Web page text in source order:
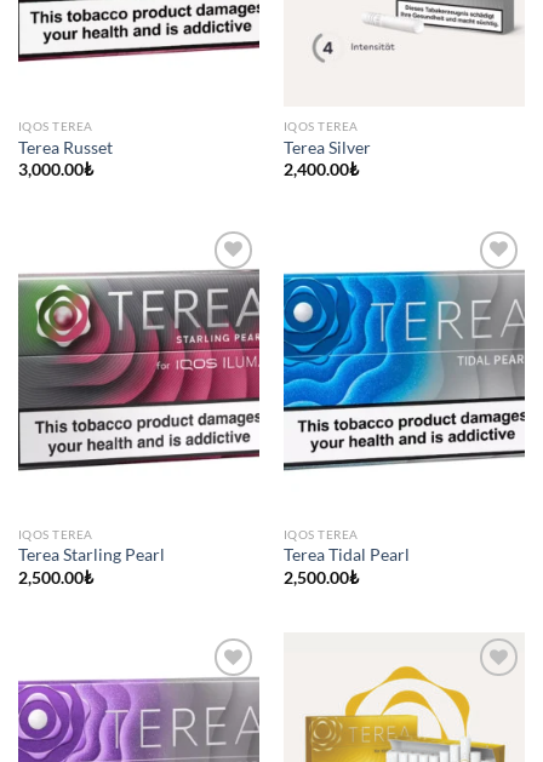
IQOS TEREA
Terea Russet
3,000.00₺
IQOS TEREA
Terea Silver
2,400.00₺
IQOS TEREA
Terea Starling Pearl
2,500.00₺
IQOS TEREA
Terea Tidal Pearl
2,500.00₺